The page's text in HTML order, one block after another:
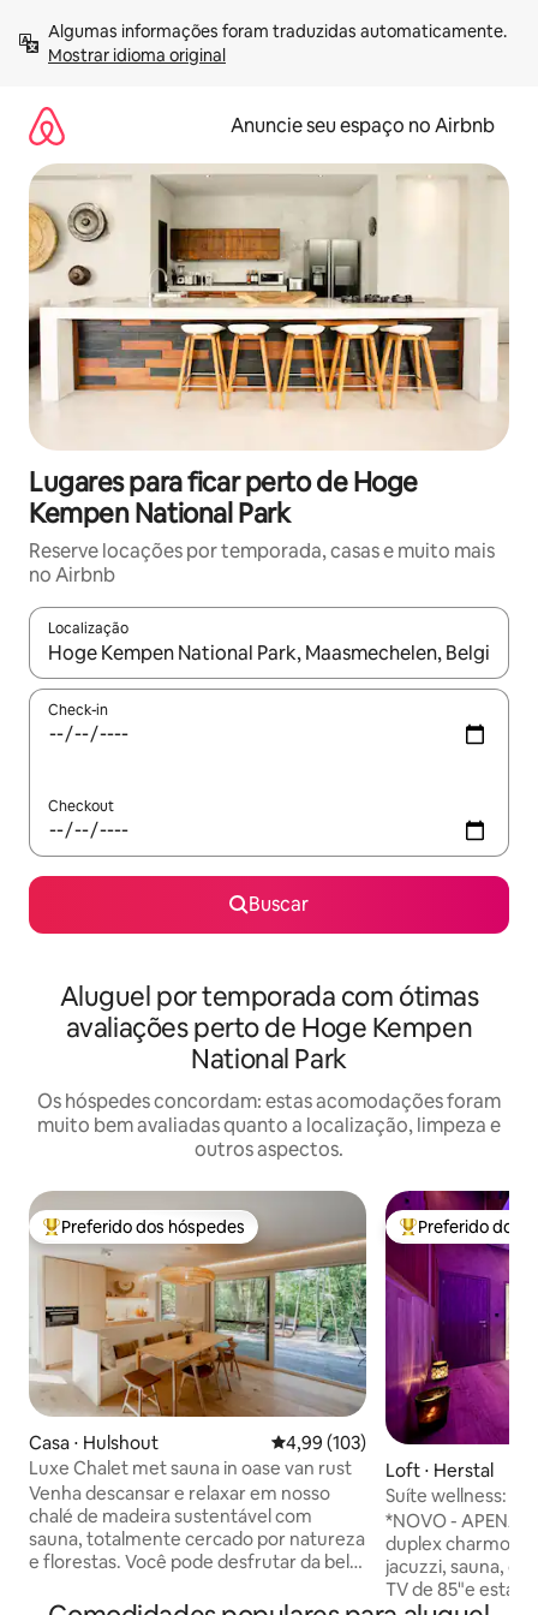
para
Mostrar idioma original
Anuncie seu espaço no Airbnb
Lugares para ficar perto de Hoge
Kempen National Park
Reserve locações por temporada, casas e muito mais
no Airbnb
Localização
Quando os resultados estiverem disponíveis, explore-os
Check-in
Checkout
Buscar
Aluguel por temporada com ótimas
avaliações perto de Hoge Kempen
National Park
Os hóspedes concordam: estas acomodações foram
muito bem avaliadas quanto a localização, limpeza e
outros aspectos.
Entre os melhores preferidos dos hóspedes
Preferido dos hóspedes
Casa ⋅ Hulshout 4,99 de uma avaliação média de
4,99 (103)
Luxe Chalet met sauna in oase van rust
Venha descansar e relaxar em nosso
chalé de madeira sustentável com
sauna, totalmente cercado por natureza
e florestas. Você pode desfrutar da bela
fazer um passeio esportivo e aproveitar
Entre os
Preferido dos
Loft ⋅ Herstal
Suíte wellness:
*NOVO - APENAS
duplex charmosa
jacuzzi, sauna,
TV de 85"e